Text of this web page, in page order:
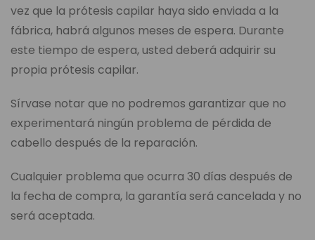
vez que la prótesis capilar haya sido enviada a la
fábrica, habrá algunos meses de espera. Durante
este tiempo de espera, usted deberá adquirir su
propia prótesis capilar.
Sírvase notar que no podremos garantizar que no
experimentará ningún problema de pérdida de
cabello después de la reparación.
Cualquier problema que ocurra 30 días después de
la fecha de compra, la garantía será cancelada y no
será aceptada.